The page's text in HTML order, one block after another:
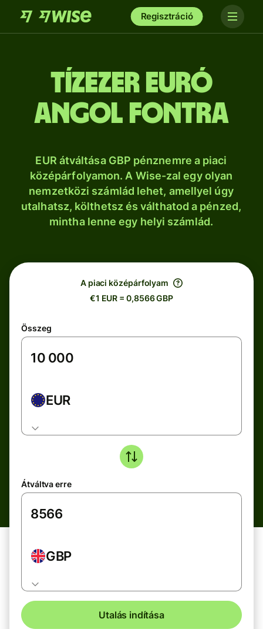
Regisztráció
tíz­ezer euró
angol fontra
EUR átváltása GBP pénznemre a piaci
középárfolyamon. A Wise-zal egy olyan
nemzetközi számlád lehet, amellyel úgy
utalhatsz, költhetsz és válthatod a pénzed,
mintha lenne egy helyi számlád.
A piaci középárfolyam
€1 EUR = 0,8566 GBP
Összeg
EUR
Átváltva erre
GBP
Utalás indítása